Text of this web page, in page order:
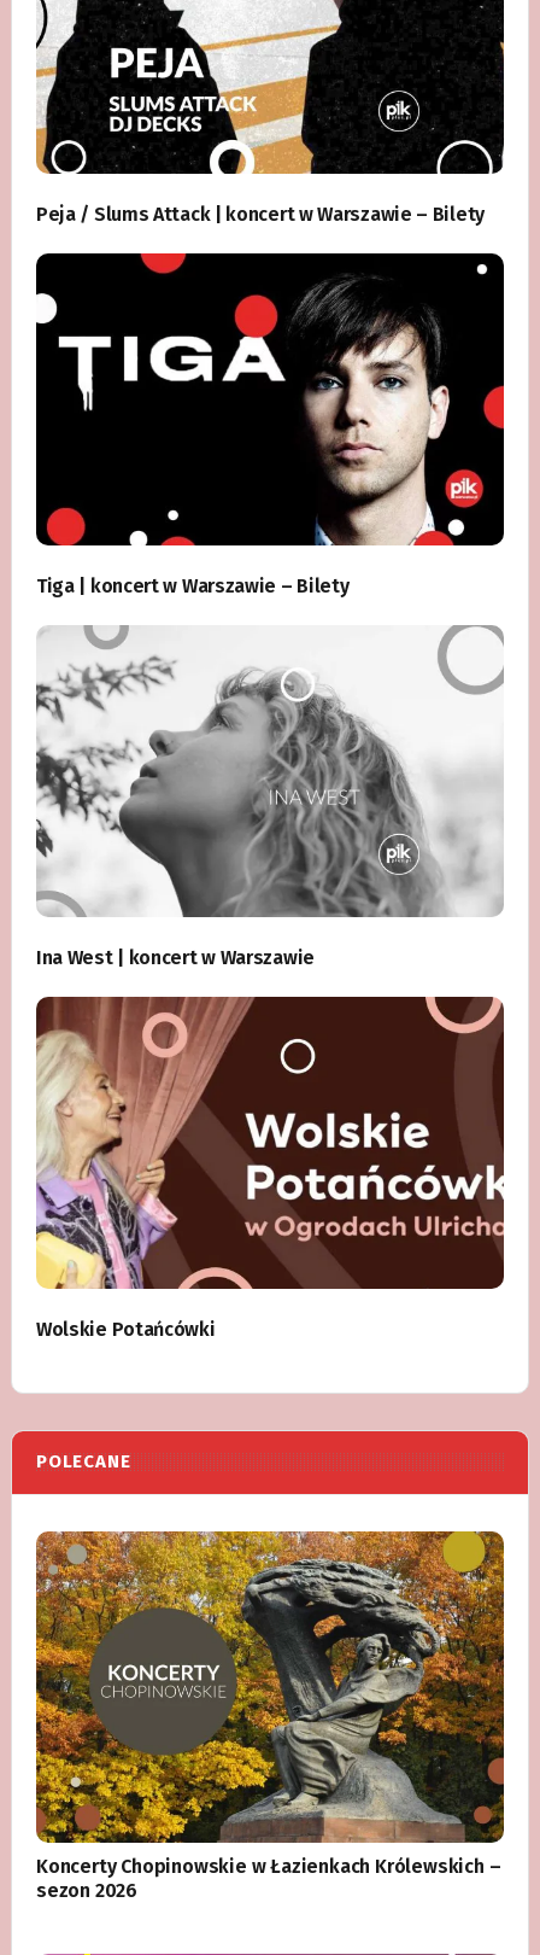
Peja / Slums Attack | koncert w Warszawie – Bilety
Tiga | koncert w Warszawie – Bilety
Ina West | koncert w Warszawie
Wolskie Potańcówki
POLECANE
Koncerty Chopinowskie w Łazienkach Królewskich –
sezon 2026